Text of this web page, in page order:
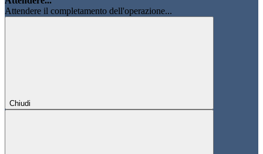
Attendere il completamento dell'operazione...
Chiudi